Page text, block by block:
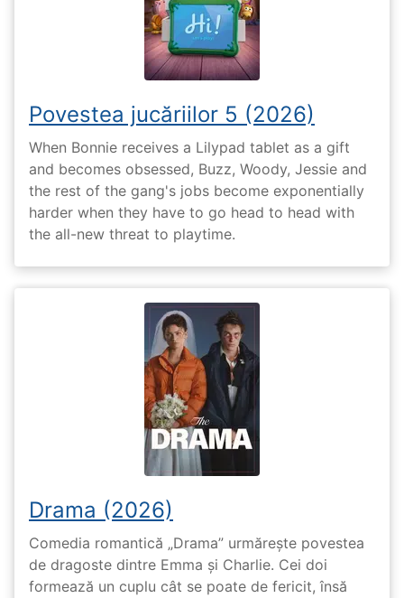
Povestea jucăriilor 5 (2026)
When Bonnie receives a Lilypad tablet as a gift
and becomes obsessed, Buzz, Woody, Jessie and
the rest of the gang's jobs become exponentially
harder when they have to go head to head with
the all-new threat to playtime.
Drama (2026)
Comedia romantică „Drama” urmărește povestea
de dragoste dintre Emma și Charlie. Cei doi
formează un cuplu cât se poate de fericit, însă